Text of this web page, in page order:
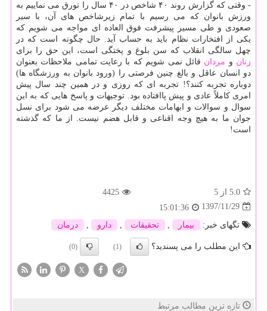
- وقتی كه گزارش روند ۴۰ شاخص در ۴۰ سال را تورق می نماییم به
ورزش بانوان كه می رسیم با تمام زیرشاخص های آن، با سیر
صعودی و طی مسیر پیشرفت فوق العاده ای مواجه می شویم كه
یكی از افتخارات نظام باید به حساب آید. حال چگونه است كه در
چهل سالگی انقلاب كه سن بلوغ و پختگی است، این حق را برای
زنان و مردان قائل نمی شویم كه با رعایت تمامی ملاحظات بعنوان
دو انسان عاقل و بالغ چنین فرصتی را (ورود بانوان به ورزشگاه ها)
دوباره تجربه كنند؟! تجربه ای كه روزی و در همین چند سال پیش
امری كاملاً عادی و پیش پاافتاده بود. توجیهات و پاسخ هایی كه به این
سوال و سوالات و ابهامات مختلف دیگر عرضه می شود برای نسل
جوان ما به هیچ وجه اقناعی و قابل هضم نیست. از ما كه گذشته
است!
5.0 از 5
4425
1397/11/29
15:01:36
تگهای خبر:
بیمار تحقیقات دارو درمان
این مطلب را می پسندید؟ (1)
(0)
X
تازه ترین مطالب مرتبط